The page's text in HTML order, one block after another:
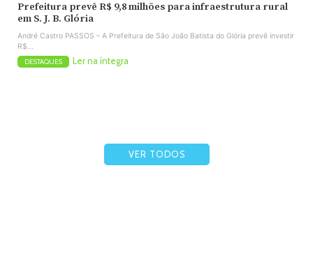
Prefeitura prevê R$ 9,8 milhões para infraestrutura rural
em S. J. B. Glória
André Castro PASSOS – A Prefeitura de São João Batista do Glória prevê investir
R$...
DESTAQUES Ler na íntegra
VER TODOS